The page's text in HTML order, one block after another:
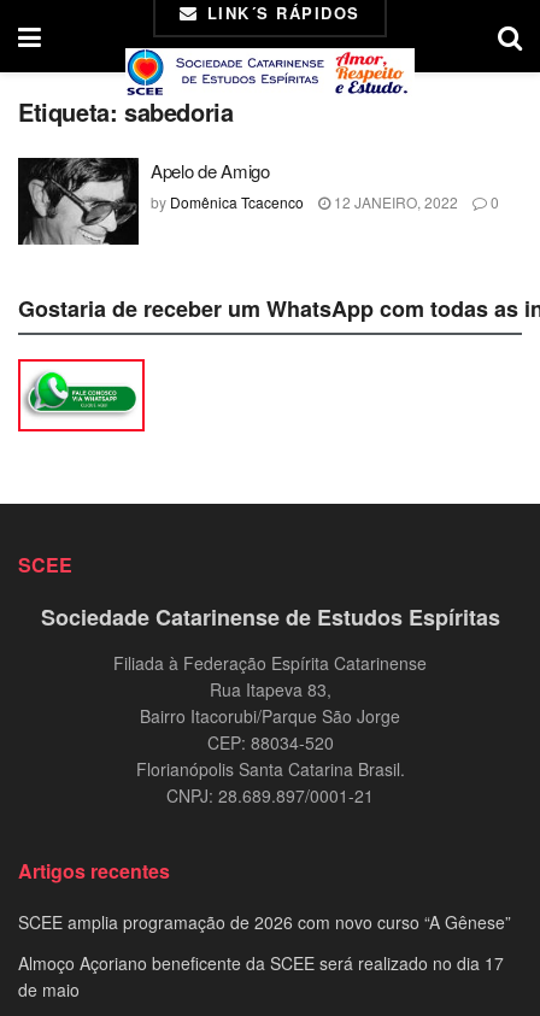
LINK´S RÁPIDOS
Etiqueta: sabedoria
Apelo de Amigo
by Domênica Tcacenco 12 JANEIRO, 2022 0
Gostaria de receber um WhatsApp com todas
SCEE
Sociedade Catarinense de Estudos Espíritas
Filiada à Federação Espírita Catarinense
Rua Itapeva 83,
Bairro Itacorubi/Parque São Jorge
CEP: 88034-520
Florianópolis Santa Catarina Brasil.
CNPJ: 28.689.897/0001-21
Artigos recentes
SCEE amplia programação de 2026 com novo curso “A Gênese”
Almoço Açoriano beneficente da SCEE será realizado no dia 17
de maio